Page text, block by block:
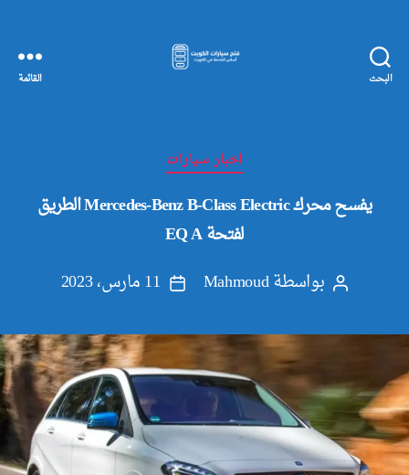
البحث
الكويت
القائمة
التصنيفات
اخبار سيارات
يفسح محرك Mercedes-Benz B-Class Electric الطريق
لفتحة EQ A
كاتببواسطةMahmoud
تاريخ
11 مارس، 2023